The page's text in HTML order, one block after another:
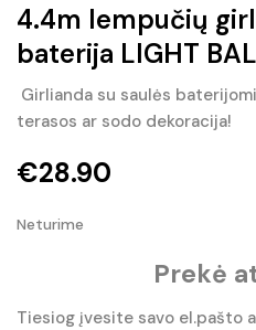
4.4m lempučių
baterija LIGHT
Girlianda su saulės
terasos ar sodo dekoracija!
€28.90
Neturime
Prekė
Tiesiog įvesite savo el.pašto